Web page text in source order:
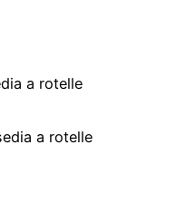
a rotelle
a rotelle